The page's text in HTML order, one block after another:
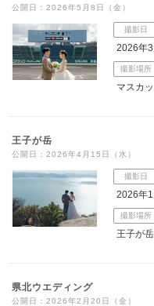
公開日：2026年5月8日（金）
撮影日
2026年
撮影場所
マスカ
王子が岳
公開日：2026年4月15日（水）
撮影日
2026年
撮影場所
王子が岳
県北ウエディング
公開日：2026年2月20日（金）